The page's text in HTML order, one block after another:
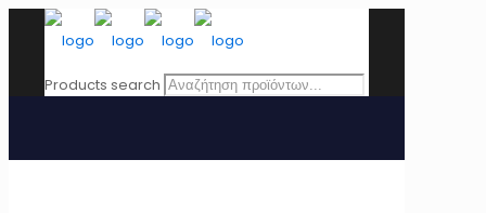
Products search